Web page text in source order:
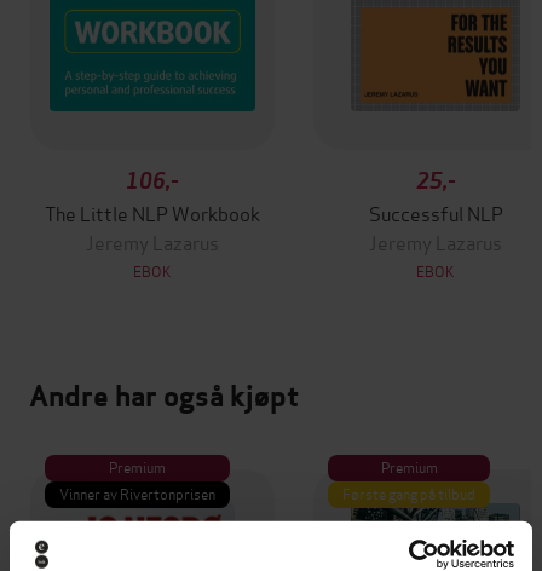
106,-
The Little NLP Workbook
Jeremy Lazarus
EBOK
25,-
Successful NLP
Jeremy Lazarus
EBOK
Andre har også kjøpt
Premium
Vinner av Rivertonprisen
Premium
Første gang på tilbud